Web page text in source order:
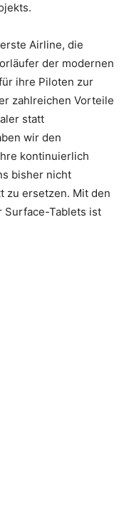
Airline, die
der modernen
ihre Piloten zur
zahlreichen Vorteile
statt
wir den
kontinuierlich
bisher nicht
zu ersetzen. Mit den
Surface-Tablets ist